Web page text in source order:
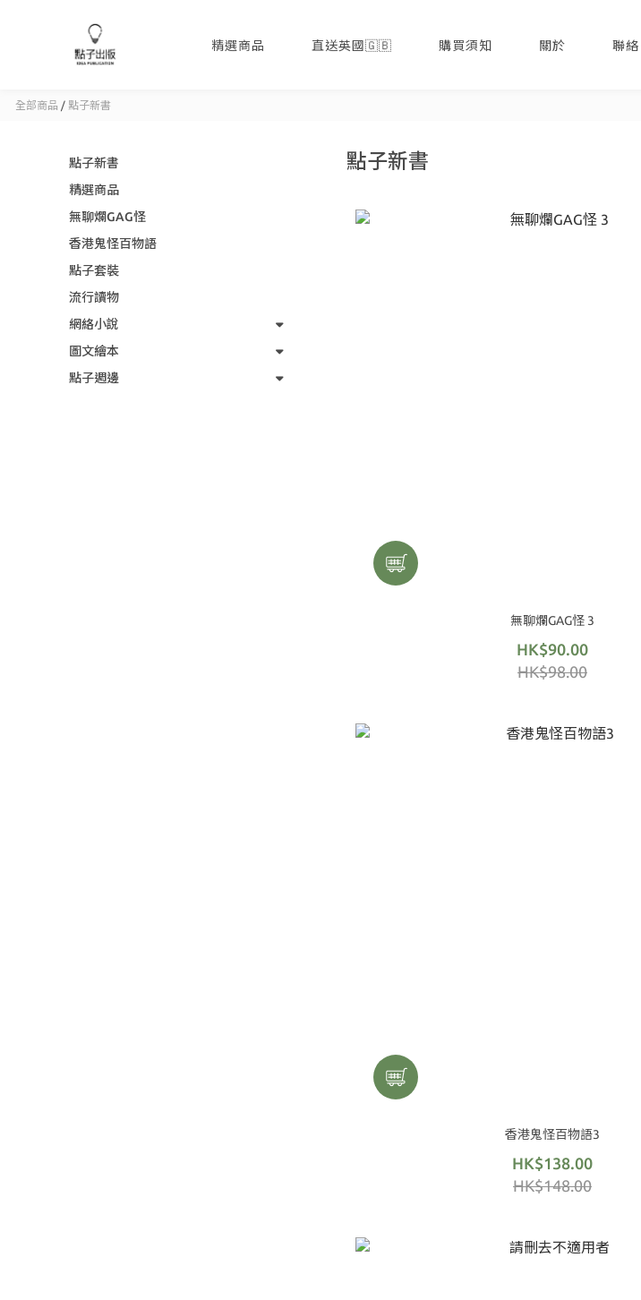
精選商品 直送英國🇬🇧 購買須知 關於 聯絡
全部商品 / 點子新書
點子新書
精選商品
無聊爛GAG怪
香港鬼怪百物語
點子套裝
流行讀物
網絡小說
圖文繪本
點子週邊
點子新書
無聊爛GAG怪 3
HK$90.00
HK$98.00
香港鬼怪百物語3
HK$138.00
HK$148.00